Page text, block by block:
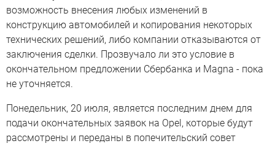
возможность внесения любых изменений в
конструкцию автомобилей и копирования некоторых
технических решений, либо компании отказываются от
заключения сделки. Прозвучало ли это условие в
окончательном предложении Сбербанка и Magna - пока
не уточняется.
Понедельник, 20 июля, является последним днем для
подачи окончательных заявок на Opel, которые будут
рассмотрены и переданы в попечительский совет